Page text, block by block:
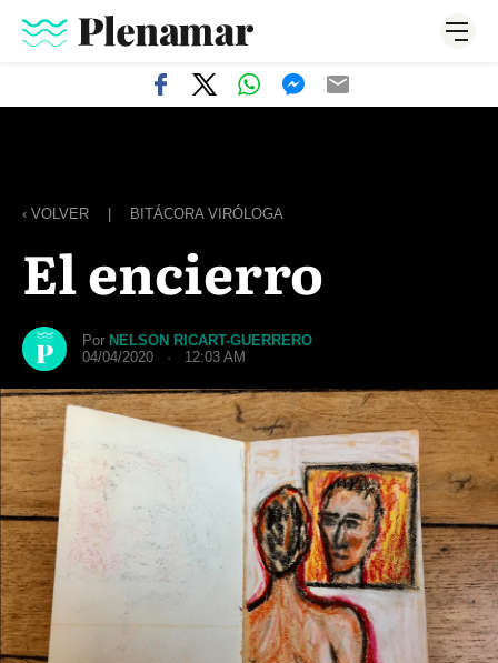
‹ VOLVER BITÁCORA VIRÓLOGA
El encierro
Por NELSON RICART-GUERRERO
04/04/2020 · 12:03 AM